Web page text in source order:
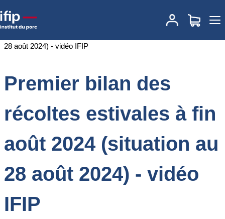
Accueil
Premier bilan des récoltes estivales à fin
août 2024 (situation au 28 août 2024) - vidéo IFIP
Premier bilan des
récoltes estivales à fin
août 2024 (situation au
28 août 2024) - vidéo
IFIP